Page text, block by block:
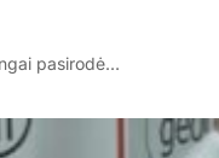
pasirodė…